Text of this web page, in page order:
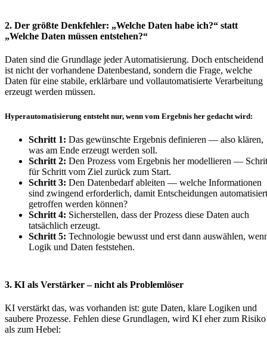
2. Der größte Denkfehler: „Welche Daten habe ich?“ statt
„Welche Daten müssen entstehen?“
Daten sind die Grundlage jeder Automatisierung. Doch entscheidend
ist nicht der vorhandene Datenbestand, sondern die Frage, welche
Daten für eine stabile, erklärbare und vollautomatisierte Verarbeitung
erzeugt werden müssen.
Hyperautomatisierung entsteht nur, wenn vom Ergebnis her gedacht wird:
Schritt 1: Das gewünschte Ergebnis definieren — also klären,
was am Ende erzeugt werden soll.
Schritt 2: Den Prozess vom Ergebnis her modellieren —
für Schritt vom Ziel zurück zum Start.
Schritt 3: Den Datenbedarf ableiten — welche Informationen
sind zwingend erforderlich, damit Entscheidungen automatisiert
getroffen werden können?
Schritt 4: Sicherstellen, dass der Prozess diese Daten auch
tatsächlich erzeugt.
Schritt 5: Technologie bewusst und erst dann auswählen,
Logik und Daten feststehen.
3. KI als Verstärker – nicht als Problemlöser
KI verstärkt das, was vorhanden ist: gute Daten, klare Logiken und
saubere Prozesse. Fehlen diese Grundlagen, wird KI eher zum Risiko
als zum Hebel: